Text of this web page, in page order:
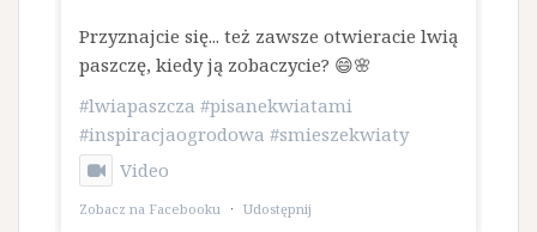
Przyznajcie się... też zawsze otwieracie lwią
paszczę, kiedy ją zobaczycie? 😄🌸
#lwiapaszcza #pisanekwiatami
#inspiracjaogrodowa #smieszekwiaty
Video
Zobacz na Facebooku · Udostępnij